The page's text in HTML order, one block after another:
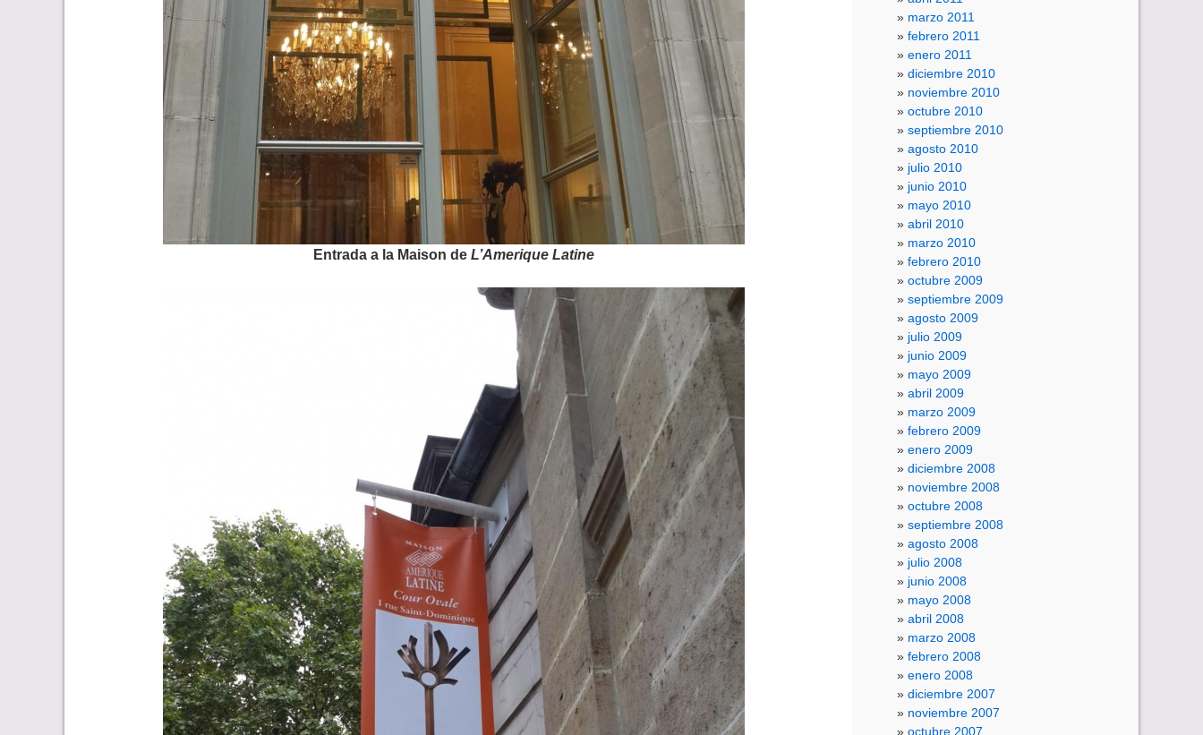
Entrada a la Maison de L’Amerique Latine
marzo 2011
febrero 2011
enero 2011
diciembre 2010
noviembre 2010
octubre 2010
septiembre 2010
agosto 2010
julio 2010
junio 2010
mayo 2010
abril 2010
marzo 2010
febrero 2010
octubre 2009
septiembre 2009
agosto 2009
julio 2009
junio 2009
mayo 2009
abril 2009
marzo 2009
febrero 2009
enero 2009
diciembre 2008
noviembre 2008
octubre 2008
septiembre 2008
agosto 2008
julio 2008
junio 2008
mayo 2008
abril 2008
marzo 2008
febrero 2008
enero 2008
diciembre 2007
noviembre 2007
octubre 2007